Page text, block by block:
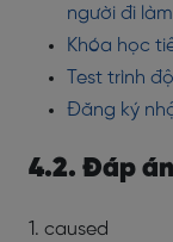
người đi làm
Khóa học
Test trình
Đăng ký
4.2. Đáp án
1. caused